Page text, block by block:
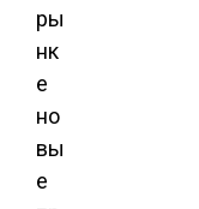
ры
нк
е
но
вы
е